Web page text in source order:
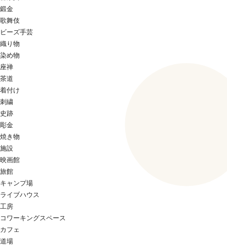
鍛金
歌舞伎
ビーズ手芸
織り物
染め物
座禅
茶道
着付け
刺繍
史跡
彫金
焼き物
施設
映画館
旅館
キャンプ場
ライブハウス
工房
コワーキングスペース
カフェ
道場